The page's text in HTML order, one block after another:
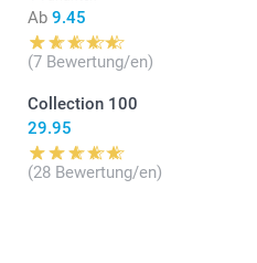
Ab 9.45
(7 Bewertung/en)
Collection 100
29.95
(28 Bewertung/en)